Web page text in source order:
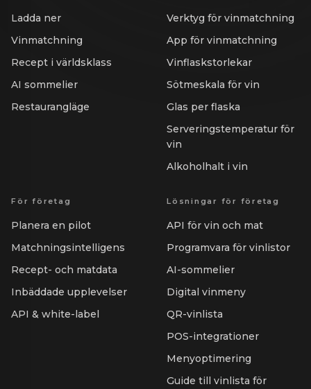
Ladda ner
Vinmatchning
Recept i världsklass
AI sommelier
Restaurangläge
Verktyg för vinmatchning
App för vinmatchning
Vinflaskstorlekar
Sötmeskala för vin
Glas per flaska
Serveringstemperatur för
vin
Alkoholhalt i vin
För företag
Planera en pilot
Matchningsintelligens
Recept- och matdata
Inbäddade upplevelser
API & white-label
Lösningar för företag
API för vin och mat
Programvara för vinlistor
AI-sommelier
Digital vinmeny
QR-vinlista
POS-integrationer
Menyoptimering
Guide till vinlista för